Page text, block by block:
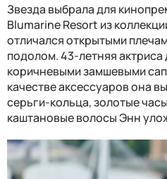
Звезда выбрала для
Blumarine Resort из
отличался открытыми
подолом. 43-летняя
коричневыми замшевыми
качестве аксессуаров она
серьги-кольца, золотые
каштановые волосы Энн